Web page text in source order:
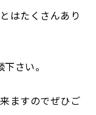
はたくさんあり
さい。
ますのでぜひご